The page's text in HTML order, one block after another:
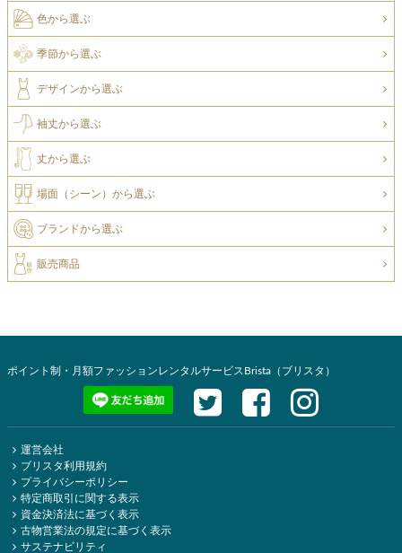
色から選ぶ
季節から選ぶ
デザインから選ぶ
袖丈から選ぶ
丈から選ぶ
場面（シーン）から選ぶ
ブランドから選ぶ
販売商品
ポイント制・月額ファッションレンタルサービスBrista（ブリスタ）
運営会社
ブリスタ利用規約
プライバシーポリシー
特定商取引に関する表示
資金決済法に基づく表示
古物営業法の規定に基づく表示
サステナビリティ